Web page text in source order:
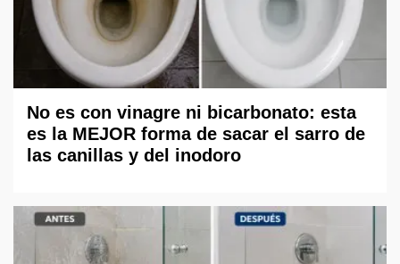
No es con vinagre ni bicarbonato: esta
es la MEJOR forma de sacar el sarro de
las canillas y del inodoro